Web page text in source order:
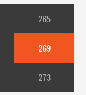
265
269
273